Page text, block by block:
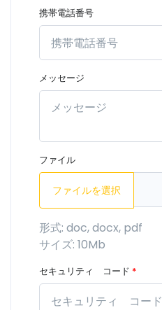
携帯電話番号
メッセージ
ファイル
ファイルを選択
形式: doc, docx, pdf
サイズ: 10Mb
セキュリティ コード *